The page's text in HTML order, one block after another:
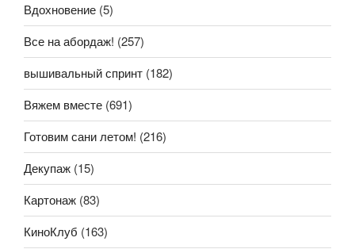
Вдохновение (5)
Все на абордаж! (257)
вышивальный спринт (182)
Вяжем вместе (691)
Готовим сани летом! (216)
Декупаж (15)
Картонаж (83)
КиноКлуб (163)